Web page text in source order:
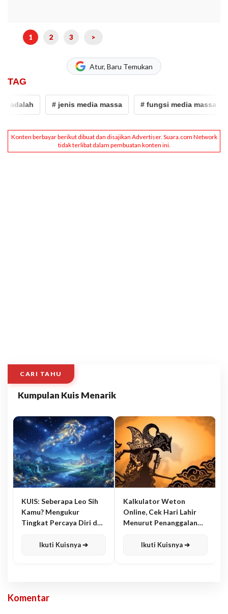
1 2 3 >
Atur, Baru Temukan
TAG
# jenis media massa # fungsi media massa
CARI TAHU
Kumpulan Kuis Menarik
KUIS: Seberapa Leo Sih
Kamu? Mengukur
Tingkat Percaya Diri dan
Ikuti Kuisnya ➔
Kalkulator Weton
Online, Cek Hari Lahir
Menurut Penanggalan
Ikuti Kuisnya ➔
Komentar